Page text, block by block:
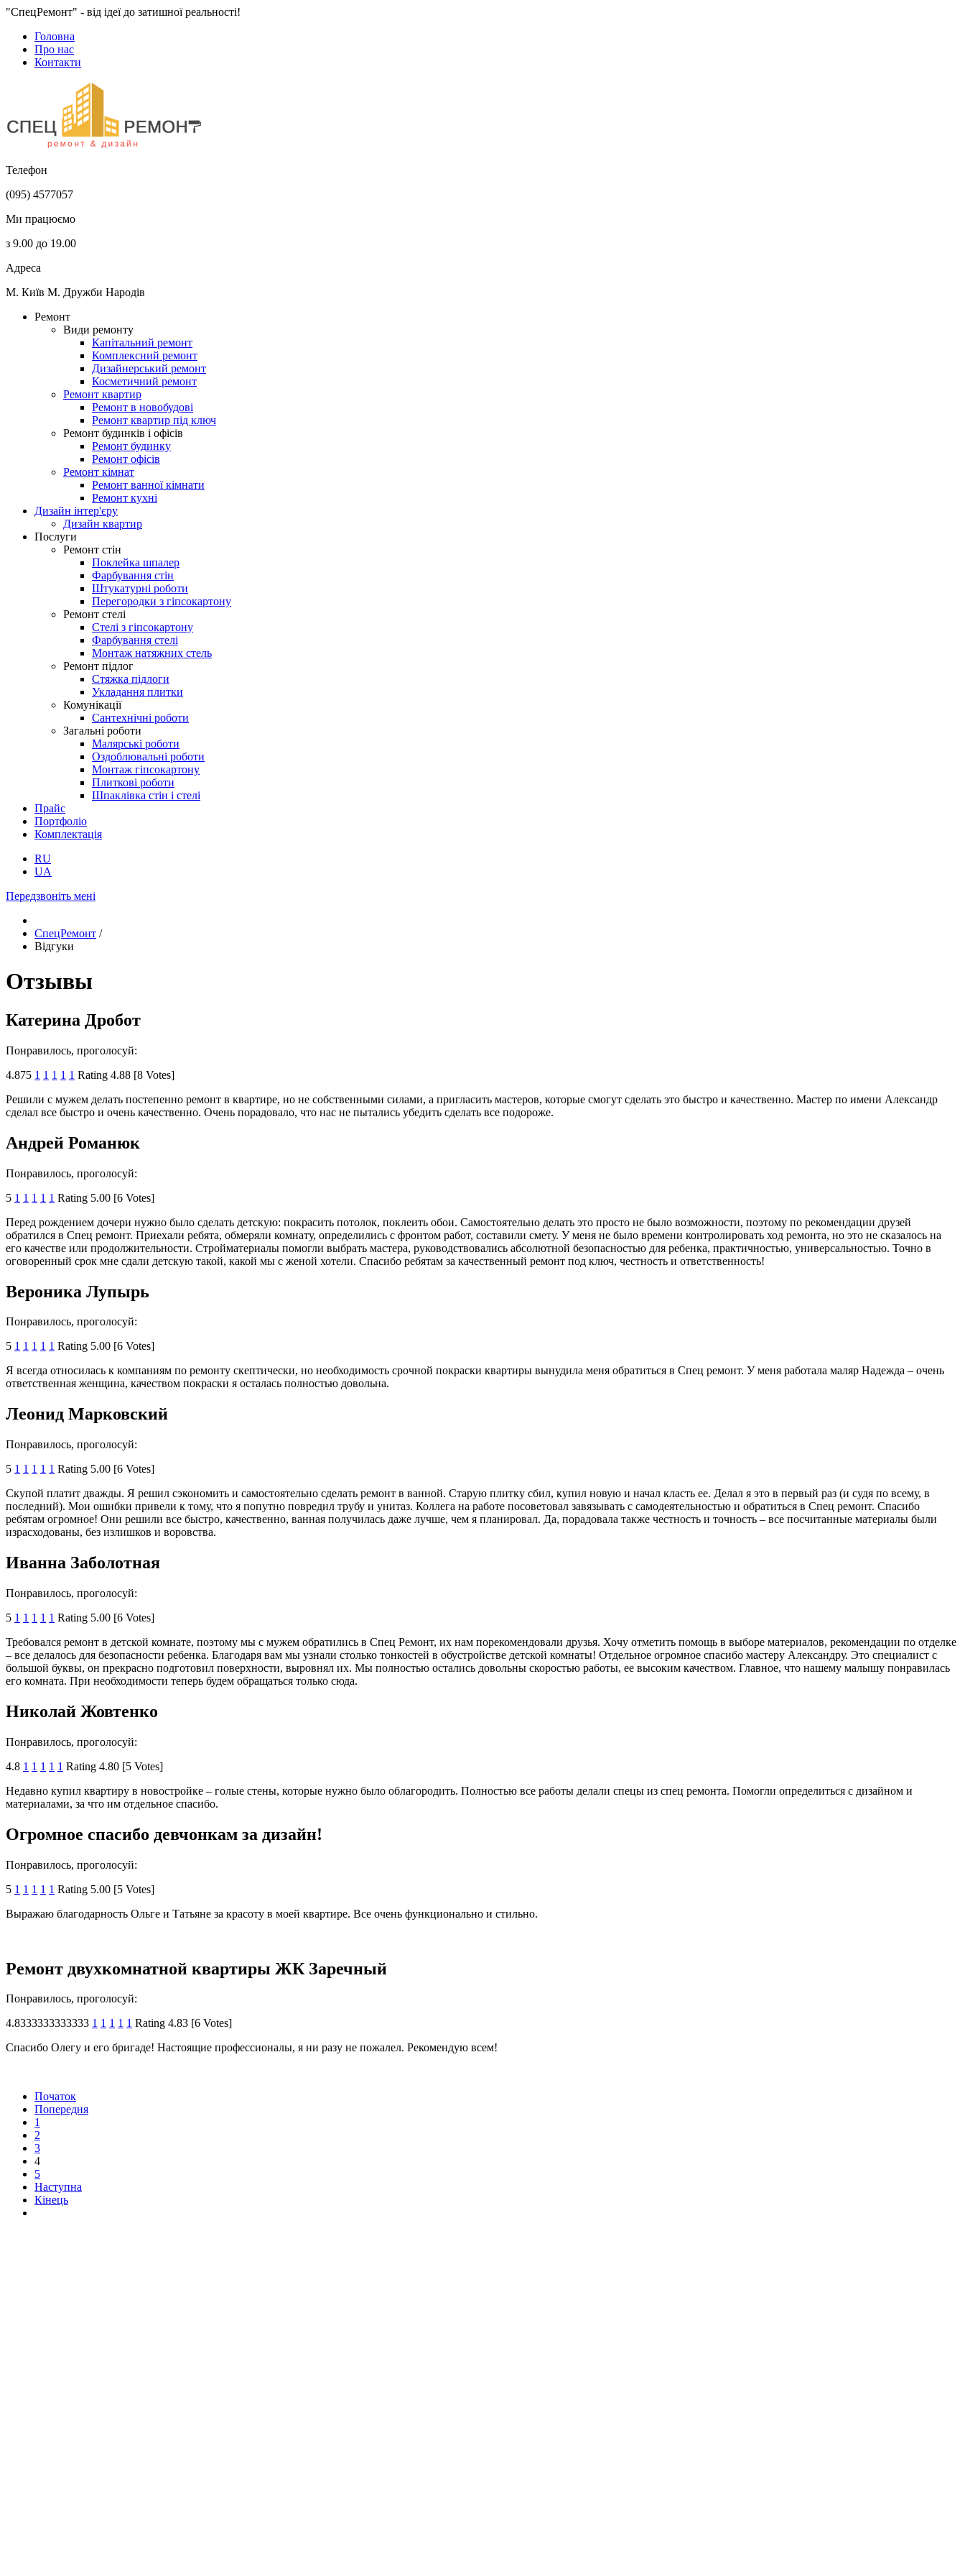
"СпецРемонт" - від ідеї до затишної реальності!
Головна
Про нас
Контакти
Телефон
(095) 4577057
Ми працюємо
з 9.00 до 19.00
Адреса
М. Київ М. Дружби Народів
Ремонт
Види ремонту
Капітальний ремонт
Комплексний ремонт
Дизайнерський ремонт
Косметичний ремонт
Ремонт квартир
Ремонт в новобудові
Ремонт квартир під ключ
Ремонт будинків і офісів
Ремонт будинку
Ремонт офісів
Ремонт кімнат
Ремонт ванної кімнати
Ремонт кухні
Дизайн інтер'єру
Дизайн квартир
Послуги
Ремонт стін
Поклейка шпалер
Фарбування стін
Штукатурні роботи
Перегородки з гіпсокартону
Ремонт стелі
Стелі з гіпсокартону
Фарбування стелі
Монтаж натяжних стель
Ремонт підлог
Стяжка підлоги
Укладання плитки
Комунікації
Сантехнічні роботи
Загальні роботи
Малярські роботи
Оздоблювальні роботи
Монтаж гіпсокартону
Плиткові роботи
Шпаклівка стін і стелі
Прайс
Портфоліо
Комплектація
RU
UA
Передзвоніть мені
СпецРемонт /
Відгуки
Отзывы
Катерина Дробот
Понравилось, проголосуй:
4.875 1 1 1 1 1 Rating 4.88 [8 Votes]
Решили с мужем делать постепенно ремонт в квартире, но не собственными силами, а пригласить мастеров, которые смогут сделать это быстро и качественно. Мастер по имени Александр
сделал все быстро и очень качественно. Очень порадовало, что нас не пытались убедить сделать все подороже.
Андрей Романюк
Понравилось, проголосуй:
5 1 1 1 1 1 Rating 5.00 [6 Votes]
Перед рождением дочери нужно было сделать детскую: покрасить потолок, поклеить обои. Самостоятельно делать это просто не было возможности, поэтому по рекомендации друзей
обратился в Спец ремонт. Приехали ребята, обмеряли комнату, определились с фронтом работ, составили смету. У меня не было времени контролировать ход ремонта, но это не сказалось на
его качестве или продолжительности. Стройматериалы помогли выбрать мастера, руководствовались абсолютной безопасностью для ребенка, практичностью, универсальностью. Точно в
оговоренный срок мне сдали детскую такой, какой мы с женой хотели. Спасибо ребятам за качественный ремонт под ключ, честность и ответственность!
Вероника Лупырь
Понравилось, проголосуй:
5 1 1 1 1 1 Rating 5.00 [6 Votes]
Я всегда относилась к компаниям по ремонту скептически, но необходимость срочной покраски квартиры вынудила меня обратиться в Спец ремонт. У меня работала маляр Надежда – очень
ответственная женщина, качеством покраски я осталась полностью довольна.
Леонид Марковский
Понравилось, проголосуй:
5 1 1 1 1 1 Rating 5.00 [6 Votes]
Скупой платит дважды. Я решил сэкономить и самостоятельно сделать ремонт в ванной. Старую плитку сбил, купил новую и начал класть ее. Делал я это в первый раз (и судя по всему, в
последний). Мои ошибки привели к тому, что я попутно повредил трубу и унитаз. Коллега на работе посоветовал завязывать с самодеятельностью и обратиться в Спец ремонт. Спасибо
ребятам огромное! Они решили все быстро, качественно, ванная получилась даже лучше, чем я планировал. Да, порадовала также честность и точность – все посчитанные материалы были
израсходованы, без излишков и воровства.
Иванна Заболотная
Понравилось, проголосуй:
5 1 1 1 1 1 Rating 5.00 [6 Votes]
Требовался ремонт в детской комнате, поэтому мы с мужем обратились в Спец Ремонт, их нам порекомендовали друзья. Хочу отметить помощь в выборе материалов, рекомендации по отделке
– все делалось для безопасности ребенка. Благодаря вам мы узнали столько тонкостей в обустройстве детской комнаты! Отдельное огромное спасибо мастеру Александру. Это специалист с
большой буквы, он прекрасно подготовил поверхности, выровнял их. Мы полностью остались довольны скоростью работы, ее высоким качеством. Главное, что нашему малышу понравилась
его комната. При необходимости теперь будем обращаться только сюда.
Николай Жовтенко
Понравилось, проголосуй:
4.8 1 1 1 1 1 Rating 4.80 [5 Votes]
Недавно купил квартиру в новостройке – голые стены, которые нужно было облагородить. Полностью все работы делали спецы из спец ремонта. Помогли определиться с дизайном и
материалами, за что им отдельное спасибо.
Огромное спасибо девчонкам за дизайн!
Понравилось, проголосуй:
5 1 1 1 1 1 Rating 5.00 [5 Votes]
Выражаю благодарность Ольге и Татьяне за красоту в моей квартире. Все очень функционально и стильно.
Ремонт двухкомнатной квартиры ЖК Заречный
Понравилось, проголосуй:
4.8333333333333 1 1 1 1 1 Rating 4.83 [6 Votes]
Спасибо Олегу и его бригаде! Настоящие профессионалы, я ни разу не пожалел. Рекомендую всем!
Початок
Попередня
1
2
3
4
5
Наступна
Кінець